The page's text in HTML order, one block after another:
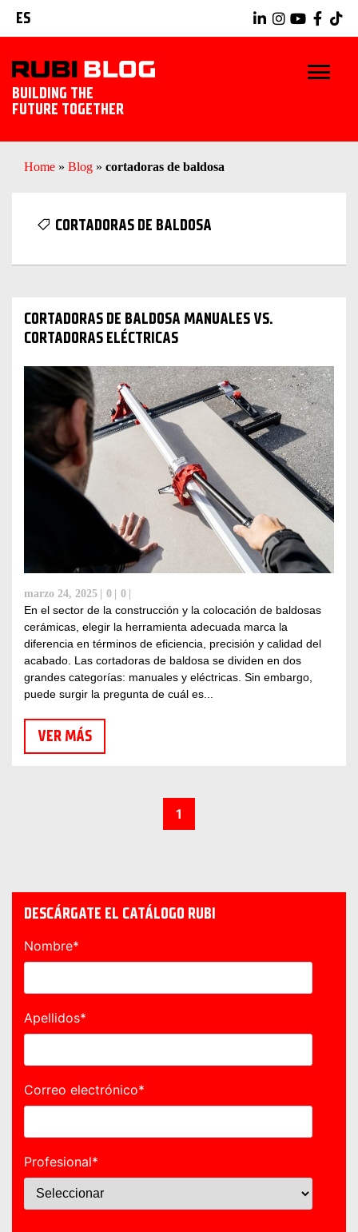
ES
BUILDING THE
FUTURE TOGETHER
INICIO
EXPLORAR RUBI
Home » Blog » cortadoras de baldosa
CORTADORAS DE BALDOSA
CORTADORAS DE BALDOSA MANUALES VS.
CORTADORAS ELÉCTRICAS
marzo 24, 2025 0 0
En el sector de la construcción y la colocación de baldosas
cerámicas, elegir la herramienta adecuada marca la
diferencia en términos de eficiencia, precisión y calidad del
acabado. Las cortadoras de baldosa se dividen en dos
grandes categorías: manuales y eléctricas. Sin embargo,
puede surgir la pregunta de cuál es...
VER MÁS
1
DESCÁRGATE EL CATÁLOGO RUBI
Nombre*
Apellidos*
Correo electrónico*
Profesional*